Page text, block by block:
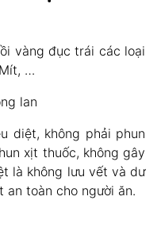
vàng đục trái các loại
…
lan
diệt, không phải phun
xịt thuốc, không gây
là không lưu vết và dư
toàn cho người ăn.